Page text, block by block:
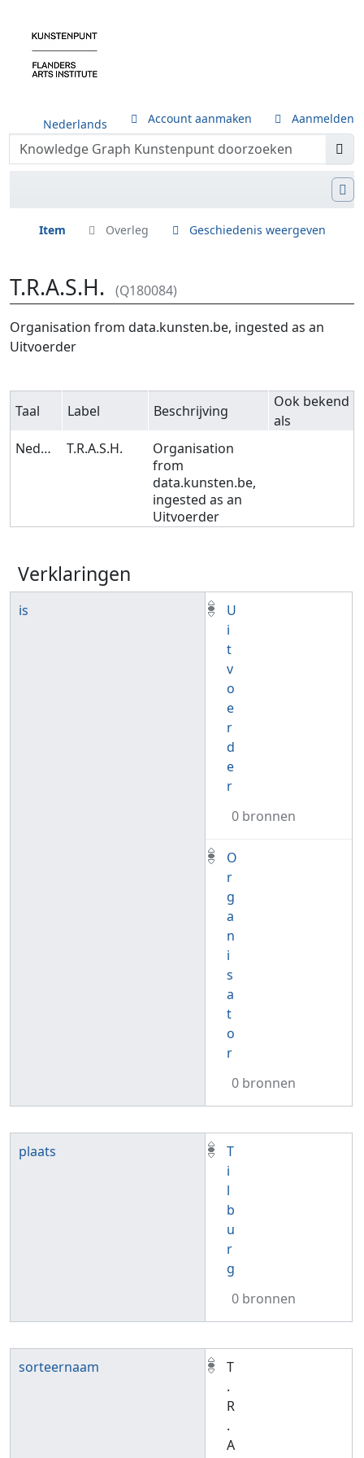
Nederlands Account aanmaken Aanmelden
Item Overleg Geschiedenis weergeven
T.R.A.S.H. (Q180084)
Ga naar:navigatie,zoeken
Organisation from data.kunsten.be, ingested as an
Uitvoerder
Taal Label Beschrijving
Ook bekend
als
Nederlands
T.R.A.S.H.
Organisation
from
data.kunsten.be,
ingested as an
Uitvoerder
Verklaringen
is
U
i
t
v
o
e
r
d
e
r
0 bronnen
O
r
g
a
n
i
s
a
t
o
r
0 bronnen
plaats
T
i
l
b
u
r
g
0 bronnen
sorteernaam
T
.
R
.
A